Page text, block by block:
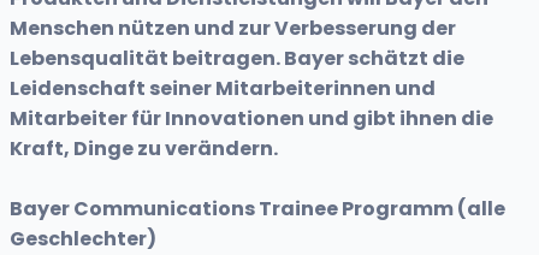
Menschen nützen und zur Verbesserung der
Lebensqualität beitragen. Bayer schätzt die
Leidenschaft seiner Mitarbeiterinnen und
Mitarbeiter für Innovationen und gibt ihnen die
Kraft, Dinge zu verändern.
Bayer Communications Trainee Programm (alle
Geschlechter)